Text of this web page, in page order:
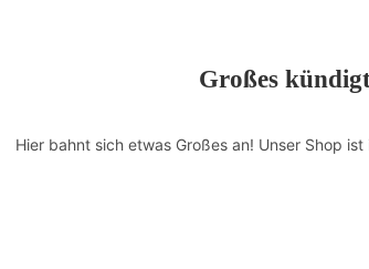
Großes
Hier bahnt sich etwas Großes an! Unser Shop